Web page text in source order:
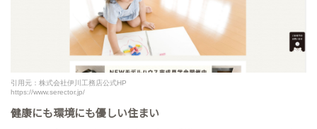
引用元：株式会社伊川工務店公式HP
https://www.serector.jp/
健康にも環境にも優しい住まい